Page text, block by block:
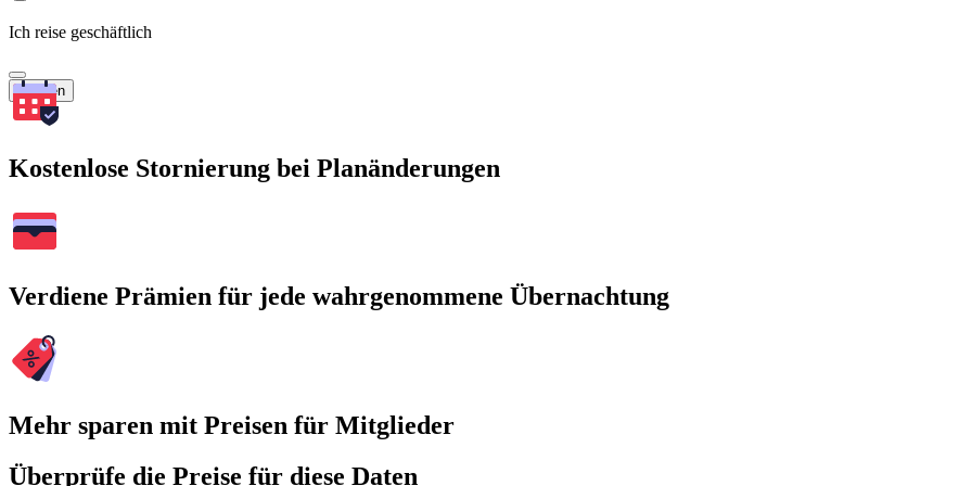
Ich reise geschäftlich
Suchen
Kostenlose Stornierung bei Planänderungen
Verdiene Prämien für jede wahrgenommene Übernachtung
Mehr sparen mit Preisen für Mitglieder
Überprüfe die Preise für diese Daten